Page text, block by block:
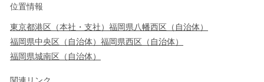
位置情報
東京都港区 （本社・支社 ） 福岡県 八幡西区 （ 自治体）
福岡県中央区 （ 自治体） 福岡県西区 （ 自治体）
福岡県城南区 （ 自治体）